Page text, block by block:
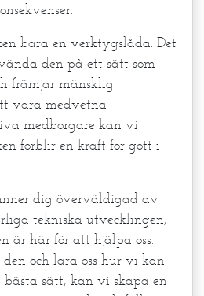
bara en verktygslåda. Det
den på ett sätt som
främjar mänsklig
vara medvetna
medborgare kan vi
förblir en kraft för gott i
dig överväldigad av
tekniska utvecklingen,
är här för att hjälpa oss.
och lära oss hur vi kan
sätt, kan vi skapa en